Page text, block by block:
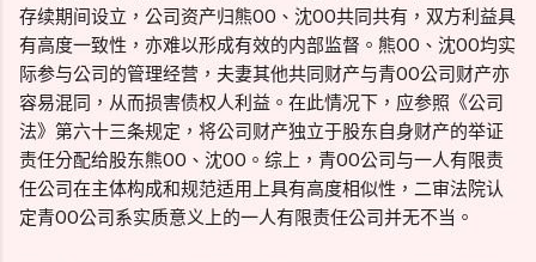
存续期间设立，公司资产归熊OO、沈OO共同共有，双方利益具
有高度一致性，亦难以形成有效的内部监督。熊OO、沈OO均实
际参与公司的管理经营，夫妻其他共同财产与青OO公司财产亦
容易混同，从而损害债权人利益。在此情况下，应参照《公司
法》第六十三条规定，将公司财产独立于股东自身财产的举证
责任分配给股东熊OO、沈OO。综上，青OO公司与一人有限责
任公司在主体构成和规范适用上具有高度相似性，二审法院认
定青OO公司系实质意义上的一人有限责任公司并无不当。